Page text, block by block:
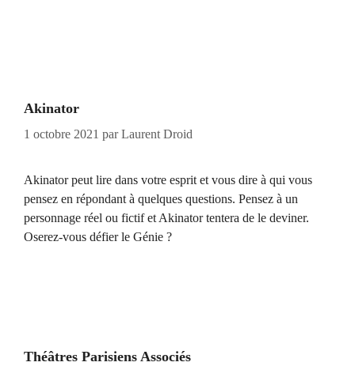
Akinator
1 octobre 2021 parLaurent Droid
Akinator peut lire dans votre esprit et vous dire à qui vous
pensez en répondant à quelques questions. Pensez à un
personnage réel ou fictif et Akinator tentera de le deviner.
Oserez-vous défier le Génie ?
Théâtres Parisiens Associés